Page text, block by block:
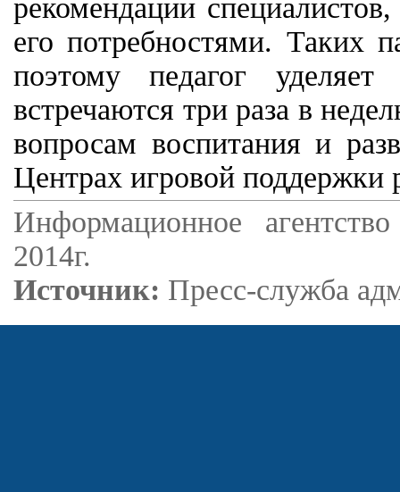
рекомендации
его потребностями. Таких
поэтому педагог
встречаются три раза в
вопросам воспитания и
Центрах игровой поддержки
Информационное
2014г.
Источник: Пресс-служба